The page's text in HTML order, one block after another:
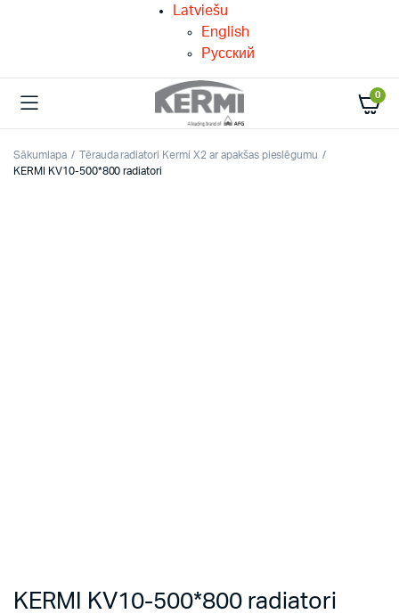
Latviešu
English
Русский
0
Sākumlapa
Tērauda radiatori Kermi X2 ar apakšas pieslēgumu
KERMI KV10-500*800 radiatori
KERMI KV10-500*800 radiatori